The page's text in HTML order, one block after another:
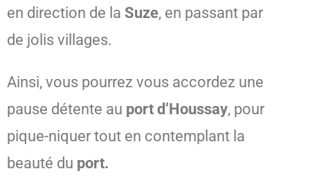
en direction de la Suze, en passant par
de jolis villages.
Ainsi, vous pourrez vous accordez une
pause détente au port d’Houssay, pour
pique-niquer tout en contemplant la
beauté du port.